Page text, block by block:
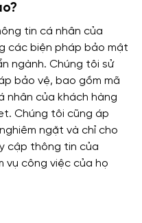
tin cá nhân của
các biện pháp bảo mật
ngành. Chúng tôi sử
bảo vệ, bao gồm mã
nhân của khách hàng
Chúng tôi cũng áp
ngặt và chỉ cho
cập thông tin của
vụ công việc của họ